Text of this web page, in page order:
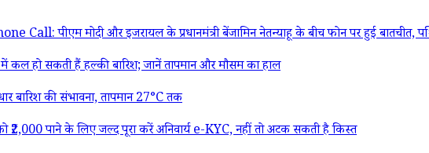
पीएम मोदी और इजरायल के प्रधानमंत्री बेंजामिन नेतन्याहू के बीच फोन पर हुई बातचीत, पश्चिम
सकती हैं हल्की बारिश; जानें तापमान और मौसम का हाल
बारिश की संभावना, तापमान 27°C तक
पाने के लिए जल्द पूरा करें अनिवार्य e-KYC, नहीं तो अटक सकती है किस्त